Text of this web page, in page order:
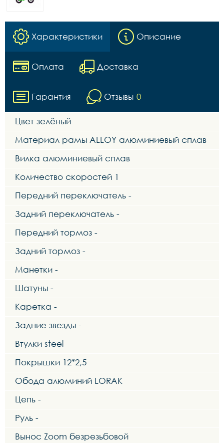
Характеристики Описание
Оплата Доставка
Гарантия Отзывы 0
Цвет зелёный
Материал рамы ALLOY алюминиевый сплав
Вилка алюминиевый сплав
Количество скоростей 1
Передний переключатель -
Задний переключатель -
Передний тормоз -
Задний тормоз -
Манетки -
Шатуны -
Каретка -
Задние звезды -
Втулки steel
Покрышки 12*2,5
Обода алюминий LORAK
Цепь -
Руль -
Вынос Zoom безрезьбовой